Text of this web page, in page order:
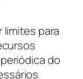
para
do